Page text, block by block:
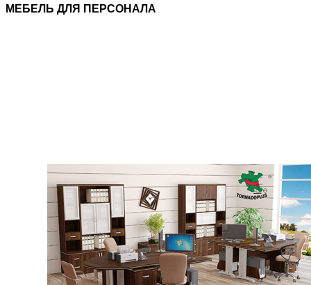
МЕБЕЛЬ ДЛЯ ПЕРСОНАЛА